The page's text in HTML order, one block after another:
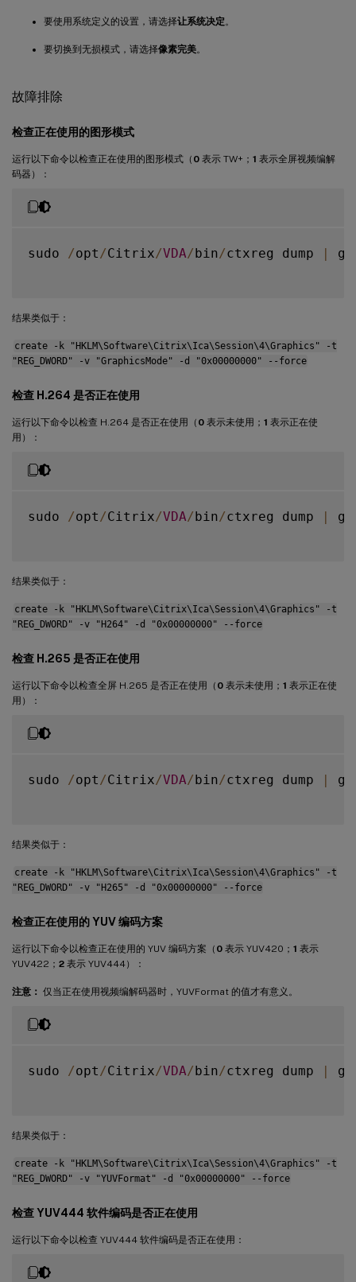
要使用系统定义的设置，请选择让系统决定 。
要切换到无损模式，请选择像素完美。
故障排除
检查正在使用的图形模式
运行以下命令以检查正在使用的图形模式（ 0 表示 TW+； 1 表示全屏视频编解
码器）：
sudo /opt /Citrix/VDA/bin/ctxreg dump |
结果类似于：
create -k "HKLM\Software\Citrix\Ica\Session\4\Graphics" -t
"REG_DWORD" -v "GraphicsMode" -d "0x00000000" --force
检查 H.264 是否正在使用
运行以下命令以检查 H.264 是否正在使用（ 0 表示未使用； 1 表示正在使
用）：
sudo /opt /Citrix/VDA/bin/ctxreg dump |
结果类似于：
create -k "HKLM\Software\Citrix\Ica\Session\4\Graphics" -t
"REG_DWORD" -v "H264" -d "0x00000000" --force
检查 H.265 是否正在使用
运行以下命令以检查全屏 H.265 是否正在使用（ 0 表示未使用； 1 表示正在使
用）：
sudo /opt /Citrix/VDA/bin/ctxreg dump |
结果类似于：
create -k "HKLM\Software\Citrix\Ica\Session\4\Graphics" -t
"REG_DWORD" -v "H265" -d "0x00000000" --force
检查正在使用的 YUV 编码方案
运行以下命令以检查正在使用的 YUV 编码方案（ 0 表示 YUV420； 1 表示
YUV422； 2 表示 YUV444）：
注意： 仅当正在使用视频编解码器时，YUVFormat 的值才有意义。
sudo /opt /Citrix/VDA/bin/ctxreg dump |
结果类似于：
create -k "HKLM\Software\Citrix\Ica\Session\4\Graphics" -t
"REG_DWORD" -v "YUVFormat" -d "0x00000000" --force
检查 YUV444 软件编码是否正在使用
运行以下命令以检查 YUV444 软件编码是否正在使用：